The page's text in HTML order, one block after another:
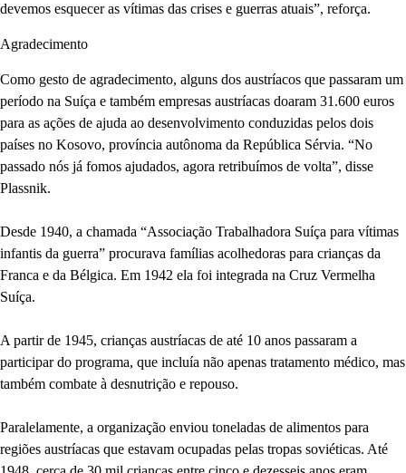
devemos esquecer as vítimas das crises e guerras atuais”, reforça.
Agradecimento
Como gesto de agradecimento, alguns dos austríacos que passaram um
período na Suíça e também empresas austríacas doaram 31.600 euros
para as ações de ajuda ao desenvolvimento conduzidas pelos dois
países no Kosovo, província autônoma da República Sérvia. “No
passado nós já fomos ajudados, agora retribuímos de volta”, disse
Plassnik.
Desde 1940, a chamada “Associação Trabalhadora Suíça para vítimas
infantis da guerra” procurava famílias acolhedoras para crianças da
Franca e da Bélgica. Em 1942 ela foi integrada na Cruz Vermelha
Suíça.
A partir de 1945, crianças austríacas de até 10 anos passaram a
participar do programa, que incluía não apenas tratamento médico, mas
também combate à desnutrição e repouso.
Paralelamente, a organização enviou toneladas de alimentos para
regiões austríacas que estavam ocupadas pelas tropas soviéticas. Até